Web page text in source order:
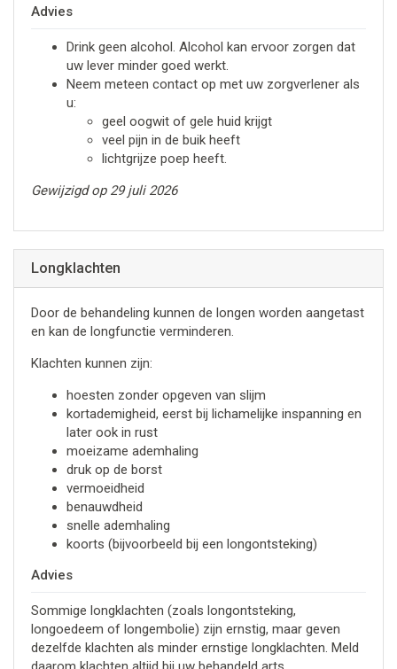
Advies
Drink geen alcohol. Alcohol kan ervoor zorgen dat
uw lever minder goed werkt.
Neem meteen contact op met uw zorgverlener als
u:
geel oogwit of gele huid krijgt
veel pijn in de buik heeft
lichtgrijze poep heeft.
Gewijzigd op 29 juli 2026
Longklachten
Door de behandeling kunnen de longen worden aangetast
en kan de longfunctie verminderen.
Klachten kunnen zijn:
hoesten zonder opgeven van slijm
kortademigheid, eerst bij lichamelijke inspanning en
later ook in rust
moeizame ademhaling
druk op de borst
vermoeidheid
benauwdheid
snelle ademhaling
koorts (bijvoorbeeld bij een longontsteking)
Advies
Sommige longklachten (zoals longontsteking,
longoedeem of longembolie) zijn ernstig, maar geven
dezelfde klachten als minder ernstige longklachten. Meld